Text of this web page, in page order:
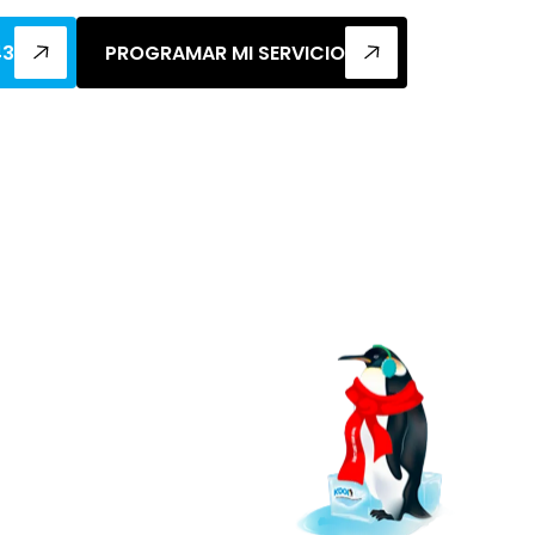
PROGRAMAR MI SERVICIO